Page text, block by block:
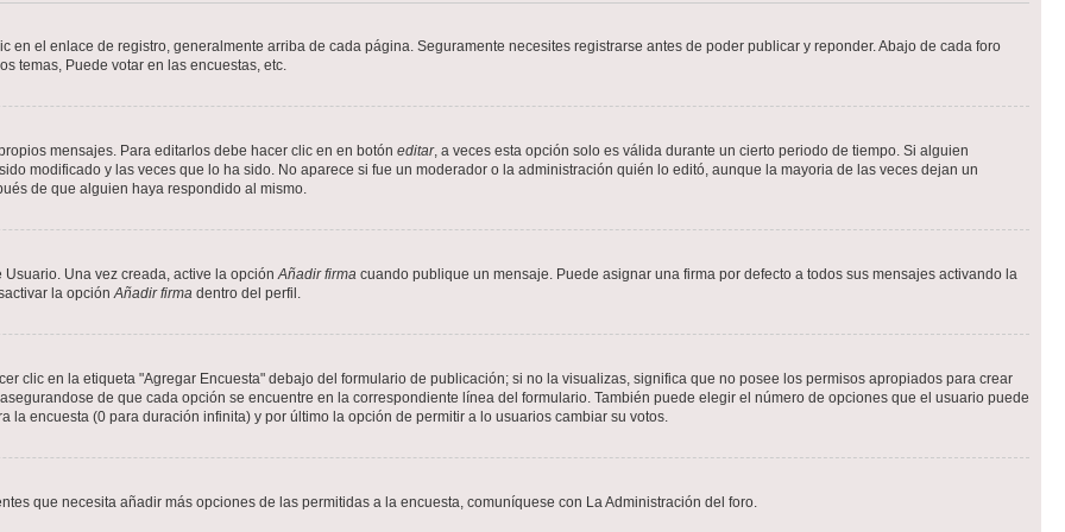
el enlace de registro, generalmente arriba de cada página. Seguramente necesites registrarse antes de poder publicar y reponder. Abajo de cada foro
temas, Puede votar en las encuestas, etc.
mensajes. Para editarlos debe hacer clic en en botón editar, a veces esta opción solo es válida durante un cierto periodo de tiempo. Si alguien
modificado y las veces que lo ha sido. No aparece si fue un moderador o la administración quién lo editó, aunque la mayoria de las veces dejan un
de que alguien haya respondido al mismo.
Una vez creada, active la opciónAñadir firma cuando publique un mensaje. Puede asignar una firma por defecto a todos sus mensajes activando la
la opciónAñadir firma dentro del perfil.
clic en la etiqueta "Agregar Encuesta" debajo del formulario de publicación; si no la visualizas, significa que no posee los permisos apropiados para crear
de que cada opción se encuentre en la correspondiente línea del formulario. También puede elegir el número de opciones que el usuario puede
encuesta (0 para duración infinita) y por último la opción de permitir a lo usuarios cambiar su votos.
que necesita añadir más opciones de las permitidas a la encuesta, comuníquese con La Administración del foro.